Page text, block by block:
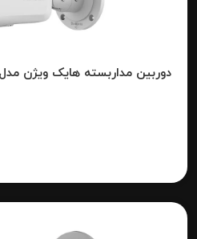
دوربین مداربسته هایک ویژن مدل DS-2CD2T87G2-L